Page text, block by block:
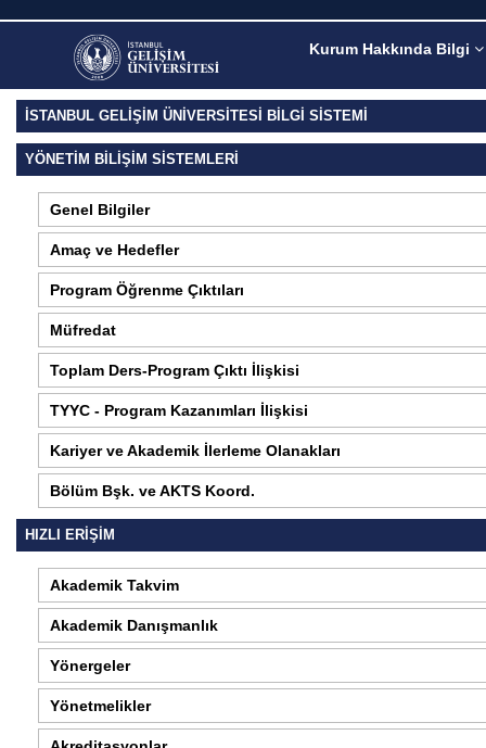
Kurum Hakkında Bilgi
İSTANBUL GELİŞİM ÜNİVERSİTESİ BİLGİ SİSTEMİ
YÖNETIM BILIŞIM SISTEMLERI
Genel Bilgiler
Amaç ve Hedefler
Program Öğrenme Çıktıları
Müfredat
Toplam Ders-Program Çıktı İlişkisi
TYYC - Program Kazanımları İlişkisi
Kariyer ve Akademik İlerleme Olanakları
Bölüm Bşk. ve AKTS Koord.
HIZLI ERİŞİM
Akademik Takvim
Akademik Danışmanlık
Yönergeler
Yönetmelikler